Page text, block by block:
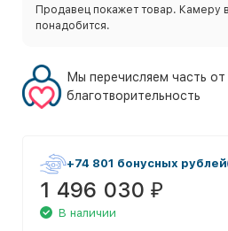
Продавец покажет товар. Камеру
понадобится.
Мы перечисляем часть от
благотворительность
+74 801 бонусных рублей
1 496 030 ₽
В наличии